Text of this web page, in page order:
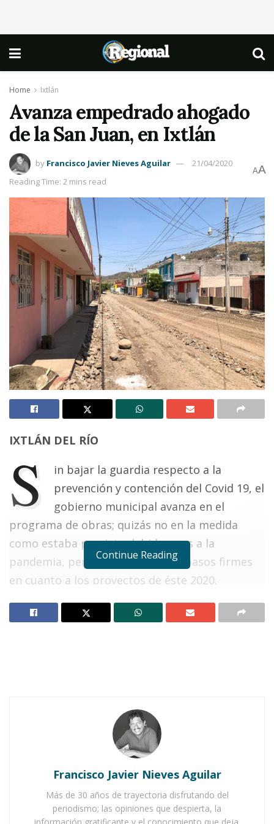
Home Ixtlán
Avanza empedrado ahogado
de la San Juan, en Ixtlán
by Francisco Javier Nieves Aguilar
21/04/2020
Reading Time: 2 mins read
AA
IXTLÁN DEL RÍO
S
in bajar la guardia respecto a la
prevención y contención del Covid 19, el
gobierno municipal avanza en el
programa de obras; quizás no en la medida
como estaba previsto debido pues a la
pandemia, pero se siguen dando pasos firmes
en cuanto a los proyectos de éste 2020.
Notas Relacionadas
Entre estas obras se enlista el
ahogado en cementoque se ejecuta
y con la cual se habrán de beneficiar
no solo los vecinos, sino todos los habitantes.
La circulación dentro de pocos días será más
Continue Reading
Francisco Javier Nieves Aguilar
Más de 30 años de trayectoria disfrutando del
periodismo; las opiniones que despierta, la
información gratificante y el conocimiento que deja.